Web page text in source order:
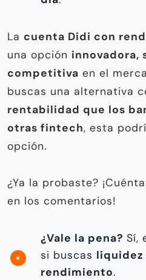
La cuenta Didi con
una opción innovadora,
competitiva en el
buscas una alternativa
rentabilidad que los
otras fintech, esta
opción.
¿Ya la probaste?
en los comentarios!
¿Vale la pena? Sí,
si buscas liquidez
rendimiento.